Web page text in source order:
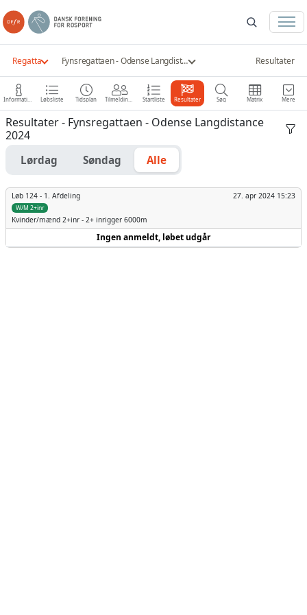
Regatta Fynsregattaen - Odense Langdistance 2024 Resultater
Information Løbsliste Tidsplan Tilmeldinger Startliste Resultater Søg Matrix Mere
Resultater - Fynsregattaen - Odense Langdistance
2024
Lørdag Søndag Alle
Løb 124 - 1. Afdeling 27. apr 2024 15:23
W/M 2+inr
Kvinder/mænd 2+inr - 2+ inrigger 6000m
Ingen anmeldt, løbet udgår